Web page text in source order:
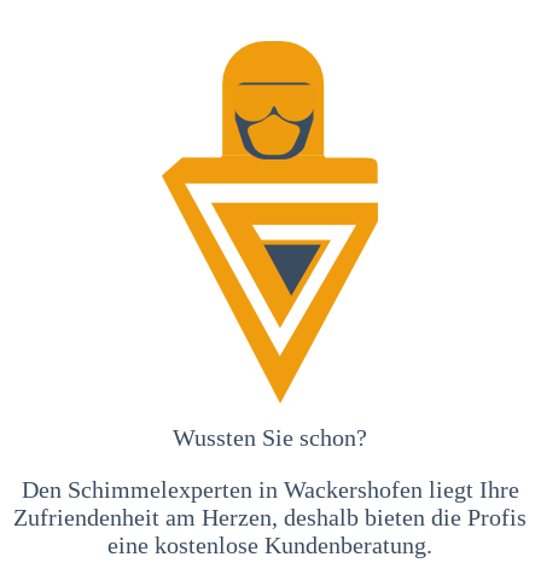
Wussten Sie schon?
Den Schimmelexperten in Wackershofen liegt Ihre
Zufriendenheit am Herzen, deshalb bieten die Profis
eine kostenlose Kundenberatung.